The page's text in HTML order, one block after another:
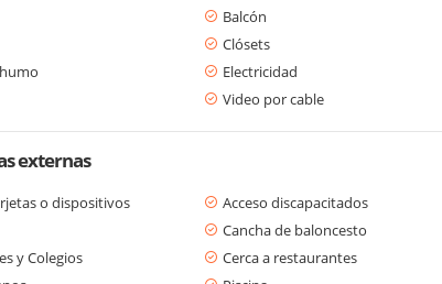
Balcón
Clósets
Electricidad
Video por cable
externas
o dispositivos Acceso discapacitados
Cancha de baloncesto
y Colegios
Cerca a restaurantes